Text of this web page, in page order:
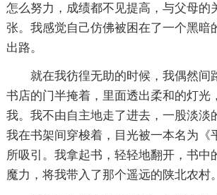
怎么努力，成绩都不见提高，与父母的
张。我感觉自己仿佛被困在了一个黑暗
出路。
就在我彷徨无助的时候，我偶然间
书店的门半掩着，里面透出柔和的灯光
我。我不由自主地走了进去，一股淡淡
我在书架间穿梭着，目光被一本名为《
所吸引。我拿起书，轻轻地翻开，书中
魔力，将我带入了那个遥远的陕北农村。